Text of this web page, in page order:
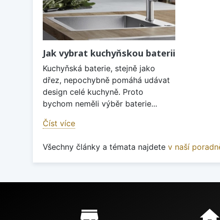
Jak vybrat kuchyňskou baterii
Kuchyňská baterie, stejně jako
dřez, nepochybně pomáhá udávat
design celé kuchyně. Proto
bychom neměli výběr baterie...
Číst více
Všechny články a témata najdete v naší
Proč nakupovat u nás?